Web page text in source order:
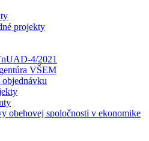
projekty
4/2021
VŠEM
obehovej spoločnosti v ekonomike